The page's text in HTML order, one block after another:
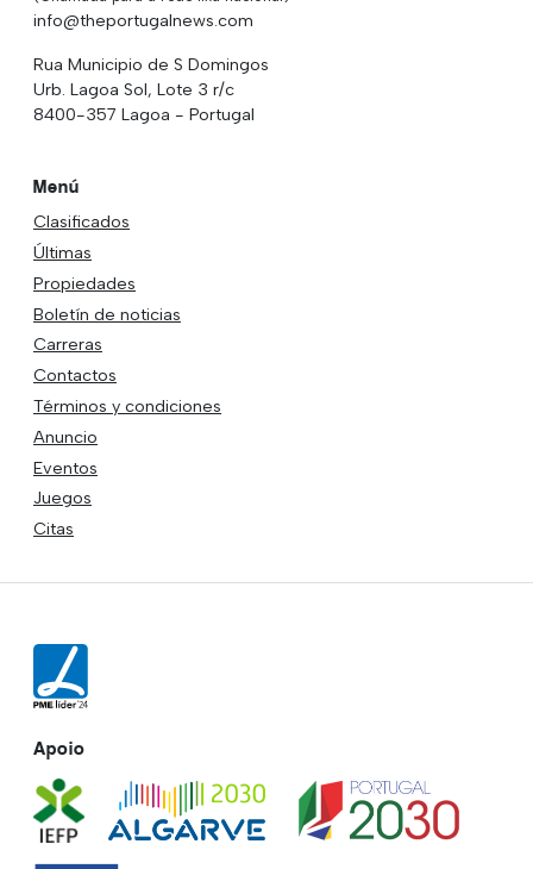
info@theportugalnews.com
Rua Municipio de S Domingos
Urb. Lagoa Sol, Lote 3 r/c
8400-357 Lagoa - Portugal
Menú
Clasificados
Últimas
Propiedades
Boletín de noticias
Carreras
Contactos
Términos y condiciones
Anuncio
Eventos
Juegos
Citas
Apoio